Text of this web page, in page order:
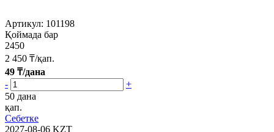
Артикул: 101198
Қоймада бар
2450
2 450 ₸/қап.
49 ₸/дана
-
+
50 дана
қап.
Себетке
2027-08-06 KZT